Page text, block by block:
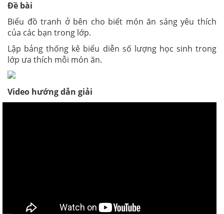
Đề bài
Biểu đồ tranh ở bên cho biết món ăn sáng yêu thích
của các bạn trong lớp.
Lập bảng thống kê biểu diễn số lượng học sinh trong
lớp ưa thích mỗi món ăn.
Video hướng dẫn giải